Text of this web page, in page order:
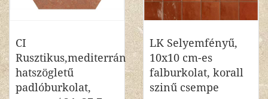
CI
Rusztikus,mediterrán
hatszögletű
padlóburkolat,
LK Selyemfényű,
10x10 cm-es
falburkolat, korall
szinű csempe